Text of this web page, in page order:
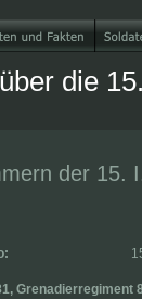
die
der 15.
Grenadierregiment